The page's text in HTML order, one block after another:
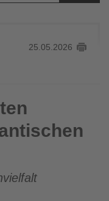
25.05.2026
Straße